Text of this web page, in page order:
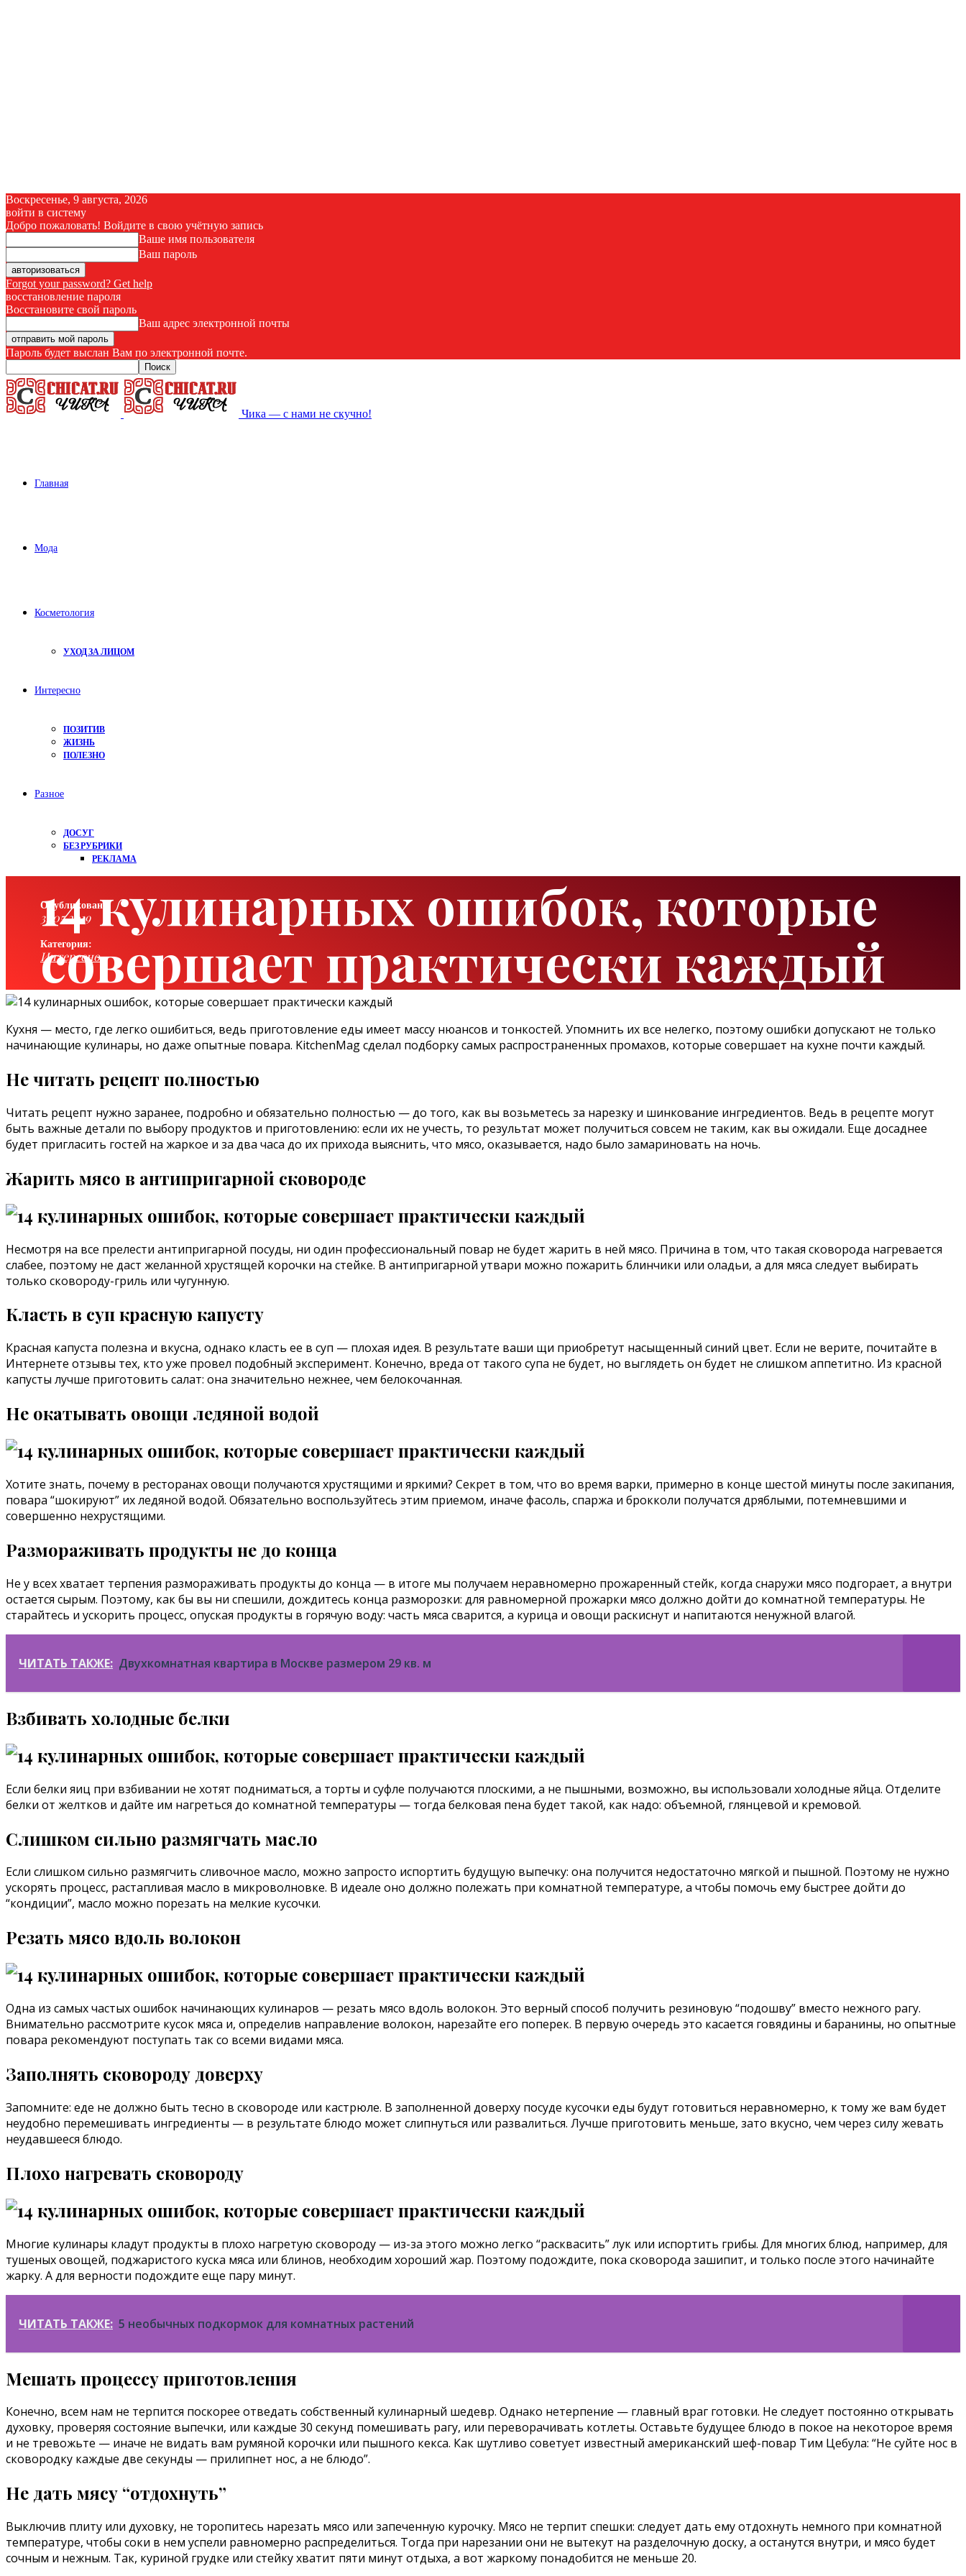
Воскресенье, 9 августа, 2026
войти в систему
Добро пожаловать! Войдите в свою учётную запись
Ваше имя пользователя
Ваш пароль
Forgot your password? Get help
восстановление пароля
Восстановите свой пароль
Ваш адрес электронной почты
Пароль будет выслан Вам по электронной почте.
Чика — с нами не скучно!
Главная
Мода
Косметология
УХОД ЗА ЛИЦОМ
Интересно
ПОЗИТИВ
ЖИЗНЬ
ПОЛЕЗНО
Разное
ДОСУГ
БЕЗ РУБРИКИ
РЕКЛАМА
14 кулинарных ошибок, которые
совершает практически каждый
Опубликовано:
31.05.2019
Категория:
Интересно
Кухня — место, где легко ошибиться, ведь приготовление еды имеет массу нюансов и тонкостей. Упомнить их все нелегко, поэтому ошибки допускают не только
начинающие кулинары, но даже опытные повара. KitchenMag сделал подборку самых распространенных промахов, которые совершает на кухне почти каждый.
Не читать рецепт полностью
Читать рецепт нужно заранее, подробно и обязательно полностью — до того, как вы возьметесь за нарезку и шинкование ингредиентов. Ведь в рецепте могут
быть важные детали по выбору продуктов и приготовлению: если их не учесть, то результат может получиться совсем не таким, как вы ожидали. Еще досаднее
будет пригласить гостей на жаркое и за два часа до их прихода выяснить, что мясо, оказывается, надо было замариновать на ночь.
Жарить мясо в антипригарной сковороде
Несмотря на все прелести антипригарной посуды, ни один профессиональный повар не будет жарить в ней мясо. Причина в том, что такая сковорода нагревается
слабее, поэтому не даст желанной хрустящей корочки на стейке. В антипригарной утвари можно пожарить блинчики или оладьи, а для мяса следует выбирать
только сковороду-гриль или чугунную.
Класть в суп красную капусту
Красная капуста полезна и вкусна, однако класть ее в суп — плохая идея. В результате ваши щи приобретут насыщенный синий цвет. Если не верите, почитайте в
Интернете отзывы тех, кто уже провел подобный эксперимент. Конечно, вреда от такого супа не будет, но выглядеть он будет не слишком аппетитно. Из красной
капусты лучше приготовить салат: она значительно нежнее, чем белокочанная.
Не окатывать овощи ледяной водой
Хотите знать, почему в ресторанах овощи получаются хрустящими и яркими? Секрет в том, что во время варки, примерно в конце шестой минуты после закипания,
повара “шокируют” их ледяной водой. Обязательно воспользуйтесь этим приемом, иначе фасоль, спаржа и брокколи получатся дряблыми, потемневшими и
совершенно нехрустящими.
Размораживать продукты не до конца
Не у всех хватает терпения размораживать продукты до конца — в итоге мы получаем неравномерно прожаренный стейк, когда снаружи мясо подгорает, а внутри
остается сырым. Поэтому, как бы вы ни спешили, дождитесь конца разморозки: для равномерной прожарки мясо должно дойти до комнатной температуры. Не
старайтесь и ускорить процесс, опуская продукты в горячую воду: часть мяса сварится, а курица и овощи раскиснут и напитаются ненужной влагой.
ЧИТАТЬ ТАКЖЕ: Двухкомнатная квартира в Москве размером 29 кв. м
Взбивать холодные белки
Если белки яиц при взбивании не хотят подниматься, а торты и суфле получаются плоскими, а не пышными, возможно, вы использовали холодные яйца. Отделите
белки от желтков и дайте им нагреться до комнатной температуры — тогда белковая пена будет такой, как надо: объемной, глянцевой и кремовой.
Слишком сильно размягчать масло
Если слишком сильно размягчить сливочное масло, можно запросто испортить будущую выпечку: она получится недостаточно мягкой и пышной. Поэтому не нужно
ускорять процесс, растапливая масло в микроволновке. В идеале оно должно полежать при комнатной температуре, а чтобы помочь ему быстрее дойти до
“кондиции”, масло можно порезать на мелкие кусочки.
Резать мясо вдоль волокон
Одна из самых частых ошибок начинающих кулинаров — резать мясо вдоль волокон. Это верный способ получить резиновую “подошву” вместо нежного рагу.
Внимательно рассмотрите кусок мяса и, определив направление волокон, нарезайте его поперек. В первую очередь это касается говядины и баранины, но опытные
повара рекомендуют поступать так со всеми видами мяса.
Заполнять сковороду доверху
Запомните: еде не должно быть тесно в сковороде или кастрюле. В заполненной доверху посуде кусочки еды будут готовиться неравномерно, к тому же вам будет
неудобно перемешивать ингредиенты — в результате блюдо может слипнуться или развалиться. Лучше приготовить меньше, зато вкусно, чем через силу жевать
неудавшееся блюдо.
Плохо нагревать сковороду
Многие кулинары кладут продукты в плохо нагретую сковороду — из-за этого можно легко “расквасить” лук или испортить грибы. Для многих блюд, например, для
тушеных овощей, поджаристого куска мяса или блинов, необходим хороший жар. Поэтому подождите, пока сковорода зашипит, и только после этого начинайте
жарку. А для верности подождите еще пару минут.
ЧИТАТЬ ТАКЖЕ: 5 необычных подкормок для комнатных растений
Мешать процессу приготовления
Конечно, всем нам не терпится поскорее отведать собственный кулинарный шедевр. Однако нетерпение — главный враг готовки. Не следует постоянно открывать
духовку, проверяя состояние выпечки, или каждые 30 секунд помешивать рагу, или переворачивать котлеты. Оставьте будущее блюдо в покое на некоторое время
и не тревожьте — иначе не видать вам румяной корочки или пышного кекса. Как шутливо советует известный американский шеф-повар Тим Цебула: “Не суйте нос в
сковородку каждые две секунды — прилипнет нос, а не блюдо”.
Не дать мясу “отдохнуть”
Выключив плиту или духовку, не торопитесь нарезать мясо или запеченную курочку. Мясо не терпит спешки: следует дать ему отдохнуть немного при комнатной
температуре, чтобы соки в нем успели равномерно распределиться. Тогда при нарезании они не вытекут на разделочную доску, а останутся внутри, и мясо будет
сочным и нежным. Так, куриной грудке или стейку хватит пяти минут отдыха, а вот жаркому понадобится не меньше 20.